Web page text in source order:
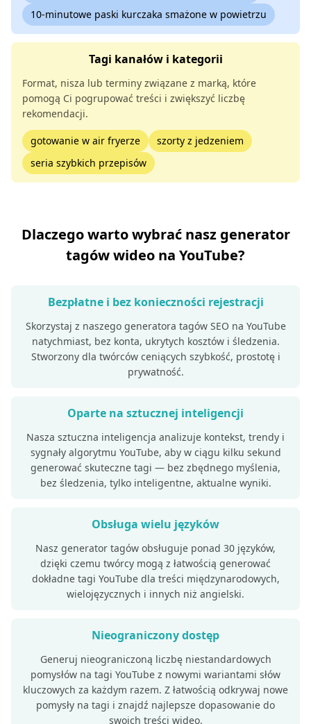
10-minutowe paski kurczaka smażone w powietrzu
Tagi kanałów i kategorii
Format, nisza lub terminy związane z marką, które
pomogą Ci pogrupować treści i zwiększyć liczbę
rekomendacji.
gotowanie w air fryerze
szorty z jedzeniem
seria szybkich przepisów
Dlaczego warto wybrać nasz generator
tagów wideo na YouTube?
Bezpłatne i bez konieczności rejestracji
Skorzystaj z naszego generatora tagów SEO na YouTube
natychmiast, bez konta, ukrytych kosztów i śledzenia.
Stworzony dla twórców ceniących szybkość, prostotę i
prywatność.
Oparte na sztucznej inteligencji
Nasza sztuczna inteligencja analizuje kontekst, trendy i
sygnały algorytmu YouTube, aby w ciągu kilku sekund
generować skuteczne tagi — bez zbędnego myślenia,
bez śledzenia, tylko inteligentne, aktualne wyniki.
Obsługa wielu języków
Nasz generator tagów obsługuje ponad 30 języków,
dzięki czemu twórcy mogą z łatwością generować
dokładne tagi YouTube dla treści międzynarodowych,
wielojęzycznych i innych niż angielski.
Nieograniczony dostęp
Generuj nieograniczoną liczbę niestandardowych
pomysłów na tagi YouTube z nowymi wariantami słów
kluczowych za każdym razem. Z łatwością odkrywaj nowe
pomysły na tagi i znajdź najlepsze dopasowanie do
swoich treści wideo.